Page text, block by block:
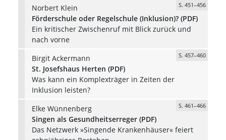
Norbert Klein
S. 451–456
Förderschule oder Regelschule (Inklusion)? (PDF)
Ein kritischer Zwischenruf mit Blick zurück und
nach vorne
Birgit Ackermann
S. 457–460
St. Josefshaus Herten (PDF)
Was kann ein Komplexträger in Zeiten der
Inklusion leisten?
Elke Wünnenberg
S. 461–466
Singen als Gesundheitserreger (PDF)
Das Netzwerk »Singende Krankenhäuser« feiert